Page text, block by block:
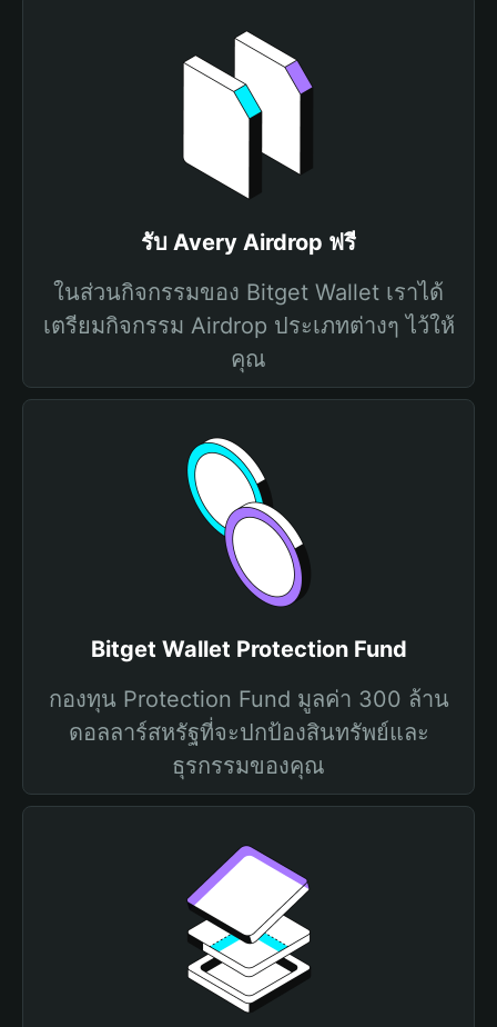
รับ Avery Airdrop ฟรี
ในส่วนกิจกรรมของ Bitget Wallet เราได้
เตรียมกิจกรรม Airdrop ประเภทต่างๆ ไว้ให้
คุณ
Bitget Wallet Protection Fund
กองทุน Protection Fund มูลค่า 300 ล้าน
ดอลลาร์สหรัฐที่จะปกป้องสินทรัพย์และ
ธุรกรรมของคุณ